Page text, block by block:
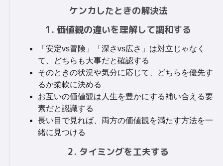
ケンカしたときの解決法
1. 価値観の違いを理解して調和する
「安定vs冒険」「深さvs広さ」は対立じゃなく
て、どちらも大事だと確認する
そのときの状況や気分に応じて、どちらを優先す
るか柔軟に決める
お互いの価値観は人生を豊かにする補い合える要
素だと認識する
長い目で見れば、両方の価値観を満たす方法を一
緒に見つける
2. タイミングを工夫する